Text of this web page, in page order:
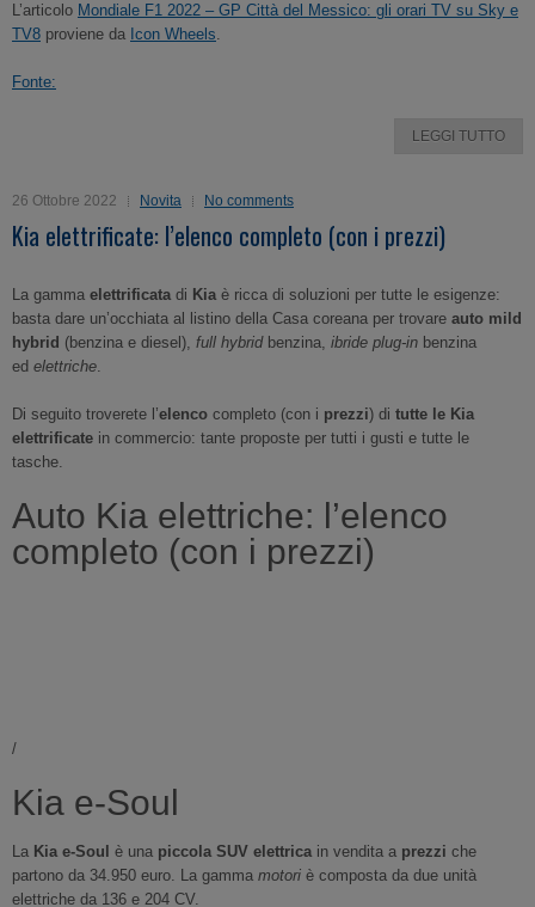
L’articolo Mondiale F1 2022 – GP Città del Messico: gli orari TV su Sky e
TV8 proviene da Icon Wheels.
Fonte:
LEGGI TUTTO
26 Ottobre 2022 Novita No comments
Kia elettrificate: l’elenco completo (con i prezzi)
La gamma elettrificata di Kia è ricca di soluzioni per tutte le esigenze:
basta dare un’occhiata al listino della Casa coreana per trovare auto mild
hybrid (benzina e diesel), full hybridbenzina, ibride plug-in benzina
ed elettriche.
Di seguito troverete l’elenco completo (con i prezzi) di tutte le Kia
elettrificate in commercio: tante proposte per tutti i gusti e tutte le
tasche.
Auto Kia elettriche: l’elenco
completo (con i prezzi)
/
Kia e-Soul
La Kia e-Soul è una piccola SUV elettrica in vendita a prezzi che
partono da 34.950 euro. La gamma motori è composta da due unità
elettriche da 136 e 204 CV.